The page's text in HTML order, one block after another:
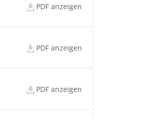
PDF anzeigen
PDF anzeigen
PDF anzeigen